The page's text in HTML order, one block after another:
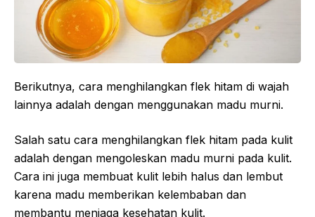
Berikutnya, cara menghilangkan flek hitam di wajah
lainnya adalah dengan menggunakan madu murni.
Salah satu cara menghilangkan flek hitam pada kulit
adalah dengan mengoleskan madu murni pada kulit.
Cara ini juga membuat kulit lebih halus dan lembut
karena madu memberikan kelembaban dan
membantu menjaga kesehatan kulit.